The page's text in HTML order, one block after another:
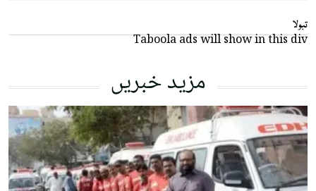
تبولا
Taboola ads will show in this div
مزید خبریں